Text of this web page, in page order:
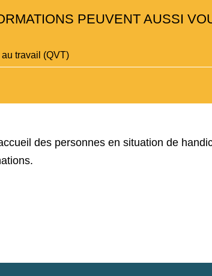
PEUVENT AUSSI
travail (QVT)
des personnes en situation de